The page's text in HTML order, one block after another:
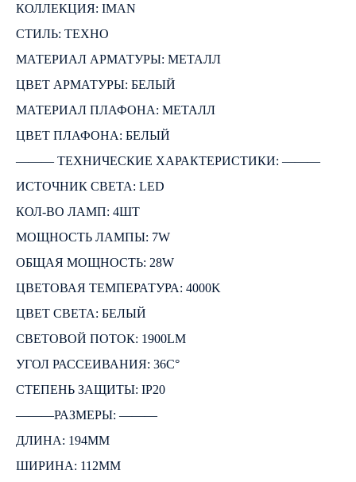
КОЛЛЕКЦИЯ: IMAN
СТИЛЬ: ТЕХНО
МАТЕРИАЛ АРМАТУРЫ: МЕТАЛЛ
ЦВЕТ АРМАТУРЫ: БЕЛЫЙ
МАТЕРИАЛ ПЛАФОНА: МЕТАЛЛ
ЦВЕТ ПЛАФОНА: БЕЛЫЙ
――― ТЕХНИЧЕСКИЕ ХАРАКТЕРИСТИКИ: ―――
ИСТОЧНИК СВЕТА: LED
КОЛ-ВО ЛАМП: 4ШТ
МОЩНОСТЬ ЛАМПЫ: 7W
ОБЩАЯ МОЩНОСТЬ: 28W
ЦВЕТОВАЯ ТЕМПЕРАТУРА: 4000K
ЦВЕТ СВЕТА: БЕЛЫЙ
СВЕТОВОЙ ПОТОК: 1900LM
УГОЛ РАССЕИВАНИЯ: 36C°
СТЕПЕНЬ ЗАЩИТЫ: IP20
―――РАЗМЕРЫ: ―――
ДЛИНА: 194ММ
ШИРИНА: 112ММ